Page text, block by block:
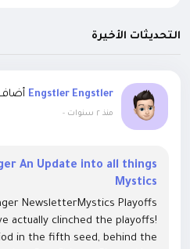
التحديثات الأخيرة
Engstler Engstler
منذ ٢ سنوات -
An Update into all things
Mystics
NewsletterMystics Playoffs
actually clinched the playoffs!
in the fifth seed, behind the